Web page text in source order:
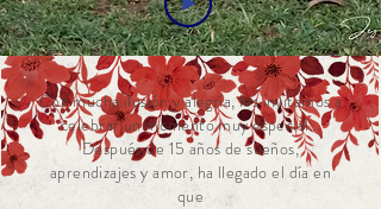
Con mucha ilusión y alegría, les invitamos a
celebrar un momento muy especial…
Después de 15 años de sueños,
aprendizajes y amor, ha llegado el día en
que